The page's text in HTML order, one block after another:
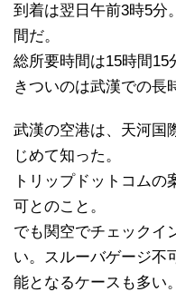
到着は翌日午前3時5分
間だ。
総所要時間は15時間15
きついのは武漢での長
武漢の空港は、天河国
じめて知った。
トリップドットコム
可とのこと。
でも関空でチェックイ
い。スルーバゲージ不
能となるケースも多い。